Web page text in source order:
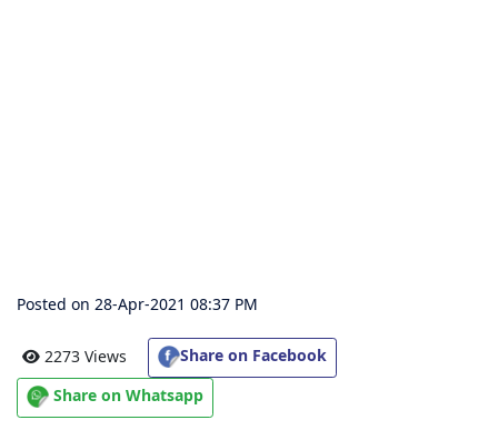
आरती
संग्रह
पाठशाला
Posted on 28-Apr-2021 08:37 PM
2273 Views
Share on Facebook
Share on Whatsapp